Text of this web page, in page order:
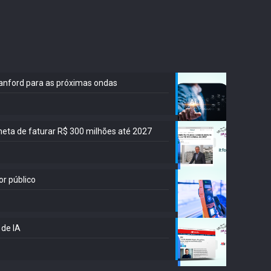
para as próximas ondas
de faturar R$ 300 milhões até 2027
público
IA